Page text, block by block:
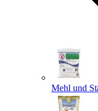
Mehl und